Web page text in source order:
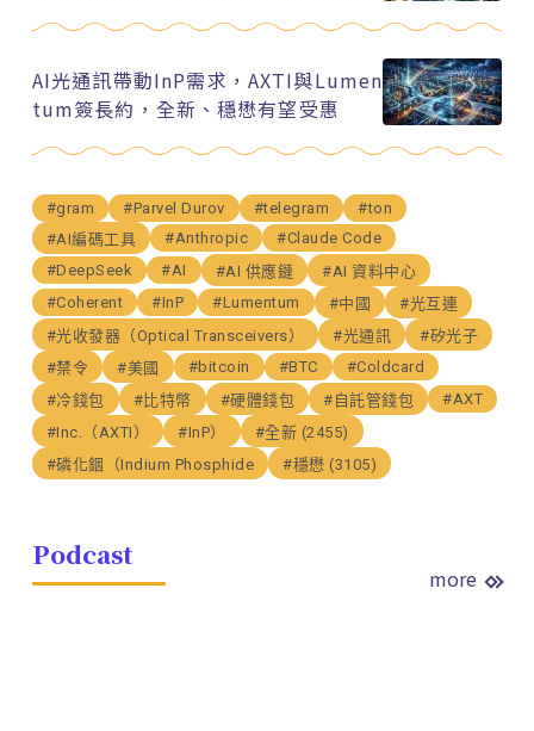
AI光通訊帶動InP需求，AXTI與Lumen
tum簽長約，全新、穩懋有望受惠
#gram #Parvel Durov #telegram
#ton
#AI編碼工具
#Anthropic
#Claude Code
#DeepSeek
#AI #AI 供應鏈
#AI 資料中心
#Coherent
#InP #Lumentum #中國
#光互連
#光收發器（Optical Transceivers）
#光通訊
#矽光子
#禁令
#美國 #bitcoin #BTC
#Coldcard
#冷錢包
#比特幣 #硬體錢包 #自託管錢包
#AXT
#Inc.（AXTI）
#InP）
#全新 (2455)
#磷化銦（Indium Phosphide
#穩懋 (3105)
Podcast
more